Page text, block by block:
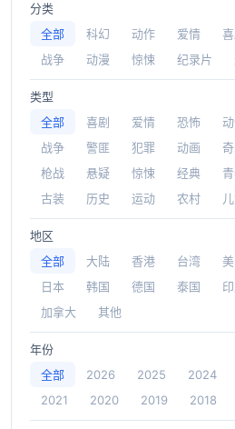
分类
全部
科幻 动作 爱情
战争
动漫 惊悚 纪录片
类型
全部
喜剧 爱情 恐怖
战争
警匪 犯罪 动画
枪战
悬疑 惊悚 经典
古装
历史 运动 农村
地区
全部
大陆 香港 台湾
日本
韩国 德国 泰国
加拿大
其他
年份
全部
2026 2025 2024
2021
2020 2019 2018